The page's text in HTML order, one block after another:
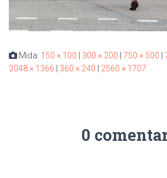
Mida: 150 × 100 300 × 200 750 × 500
2048 × 1366
360 × 240 2560 × 1707
0